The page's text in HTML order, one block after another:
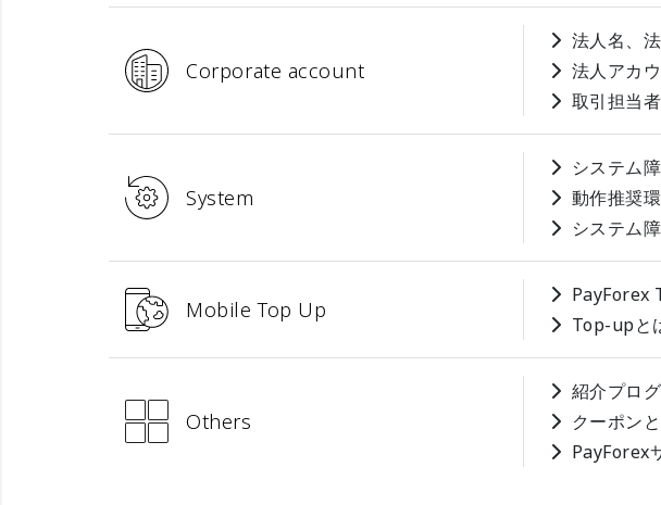
Corporate account
法人名、
法人アカ
取引担当
System
システム
動作推奨
システム
Mobile Top Up
PayForex
Top-upと
Others
紹介プロ
クーポン
PayForex